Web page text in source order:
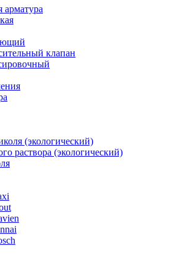
арматура
клапан
(экологический)
раствора (экологический)